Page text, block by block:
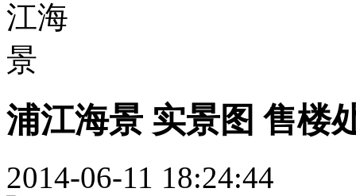
浦江海景 实景图 售楼
2014-06-11 18:24:44